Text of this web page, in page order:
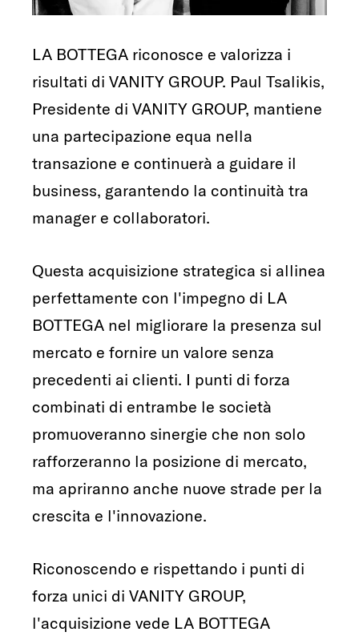
LA BOTTEGA riconosce e valorizza i
risultati di VANITY GROUP. Paul Tsalikis,
Presidente di VANITY GROUP, mantiene
una partecipazione equa nella
transazione e continuerà a guidare il
business, garantendo la continuità tra
manager e collaboratori.
Questa acquisizione strategica si allinea
perfettamente con l'impegno di LA
BOTTEGA nel migliorare la presenza sul
mercato e fornire un valore senza
precedenti ai clienti. I punti di forza
combinati di entrambe le società
promuoveranno sinergie che non solo
rafforzeranno la posizione di mercato,
ma apriranno anche nuove strade per la
crescita e l'innovazione.
Riconoscendo e rispettando i punti di
forza unici di VANITY GROUP,
l'acquisizione vede LA BOTTEGA